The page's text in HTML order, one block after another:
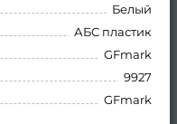
Белый
АБС пластик
GFmark
9927
GFmark